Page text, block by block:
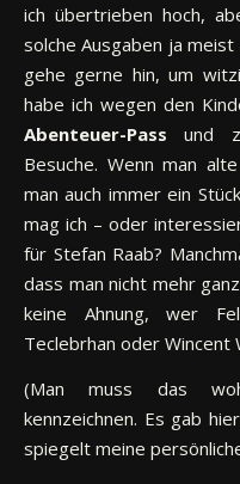
ich übertrieben hoch,
solche Ausgaben ja
gehe gerne hin, um
habe ich wegen den
Abenteuer-Passund
Besuche. Wenn man
man auch immer ein Stück
mag ich – oder
für Stefan Raab?
dass man nicht mehr
keine Ahnung, wer
Teclebrhan oder Wincent
(Man muss das
kennzeichnen. Es gab
spiegelt meine